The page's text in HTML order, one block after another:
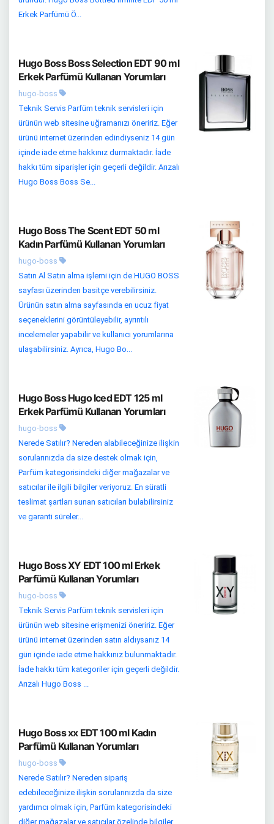
Erkek Parfümü Ö...
Hugo Boss Boss Selection EDT 90 ml
Erkek Parfümü Kullanan Yorumları
hugo-boss
Teknik Servis Parfüm teknik servisleri için
ürünün web sitesine uğramanızı öneririz. Eğer
ürünü internet üzerinden edindiyseniz 14 gün
içinde iade etme hakkınız durmaktadır. İade
hakkı tüm siparişler için geçerli değildir. Arızalı
Hugo Boss Boss Se...
Hugo Boss The Scent EDT 50 ml
Kadın Parfümü Kullanan Yorumları
hugo-boss
Satın Al Satın alma işlemi için de HUGO BOSS
sayfası üzerinden basitçe verebilirsiniz.
Ürünün satın alma sayfasında en ucuz fiyat
seçeneklerini görüntüleyebilir, ayrıntılı
incelemeler yapabilir ve kullanıcı yorumlarına
ulaşabilirsiniz. Ayrıca, Hugo Bo...
Hugo Boss Hugo Iced EDT 125 ml
Erkek Parfümü Kullanan Yorumları
hugo-boss
Nerede Satılır? Nereden alabileceğinize ilişkin
sorularınızda da size destek olmak için,
Parfüm kategorisindeki diğer mağazalar ve
satıcılar ile ilgili bilgiler veriyoruz. En süratli
teslimat şartları sunan satıcıları bulabilirsiniz
ve garanti süreler...
Hugo Boss XY EDT 100 ml Erkek
Parfümü Kullanan Yorumları
hugo-boss
Teknik Servis Parfüm teknik servisleri için
ürünün web sitesine erişmenizi öneririz. Eğer
ürünü internet üzerinden satın aldıysanız 14
gün içinde iade etme hakkınız bulunmaktadır.
İade hakkı tüm kategoriler için geçerli değildir.
Arızalı Hugo Boss ...
Hugo Boss xx EDT 100 ml Kadın
Parfümü Kullanan Yorumları
hugo-boss
Nerede Satılır? Nereden sipariş
edebileceğinize ilişkin sorularınızda da size
yardımcı olmak için, Parfüm kategorisindeki
diğer mağazalar ve satıcılar özelinde bilgiler